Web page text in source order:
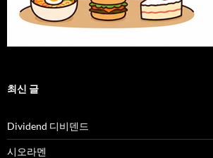
최신 글
Dividend 디비덴드
시오라멘